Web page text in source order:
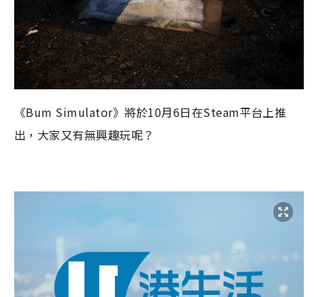
《Bum Simulator》將於10月6日在Steam平台上推
出，大家又有無興趣玩呢？